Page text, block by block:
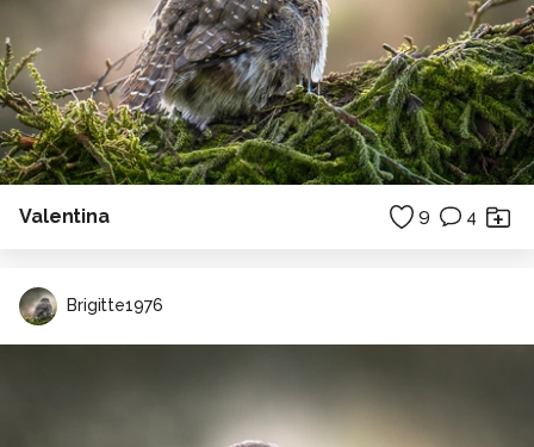
Valentina 9 4
Brigitte1976